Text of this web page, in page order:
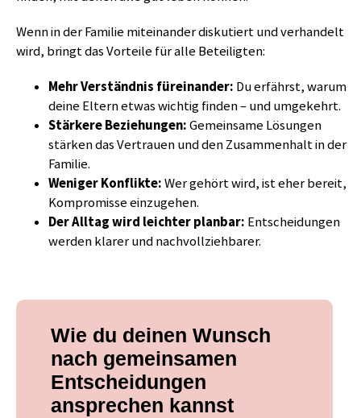
Wenn in der Familie miteinander diskutiert und verhandelt
wird, bringt das Vorteile für alle Beteiligten:
Mehr Verständnis füreinander: Du erfährst, warum
deine Eltern etwas wichtig finden – und umgekehrt.
Stärkere Beziehungen:Gemeinsame Lösungen
stärken das Vertrauen und den Zusammenhalt in der
Familie.
Weniger Konflikte:Wer gehört wird, ist eher bereit,
Kompromisse einzugehen.
Der Alltag wird leichter planbar: Entscheidungen
werden klarer und nachvollziehbarer.
Wie du deinen Wunsch
nach gemeinsamen
Entscheidungen
ansprechen kannst